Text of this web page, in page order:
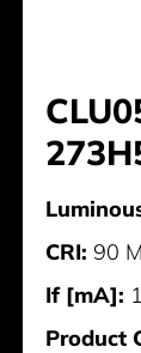
CRI: 90
If [mA]:
Product